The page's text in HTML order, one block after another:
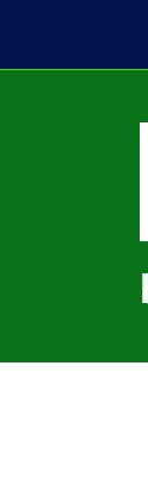
นามคำสั่ง แล
ขออนุญาตนำ